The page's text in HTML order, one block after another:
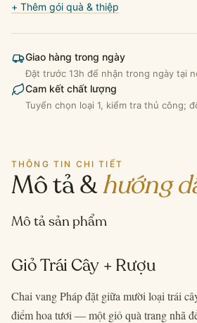
+ Thêm gói quà & thiệp
Giao hàng trong ngày
Đặt trước 13h để nhận trong ngày tại
Cam kết chất lượng
Tuyển chọn loại 1, kiểm tra thủ công;
THÔNG TIN CHI TIẾT
Mô tả &hướng
Mô tả sản phẩm
Giỏ Trái Cây + Rượu
Chai vang Pháp đặt giữa mười loại trái
điểm hoa tươi — một giỏ quà trang nhã